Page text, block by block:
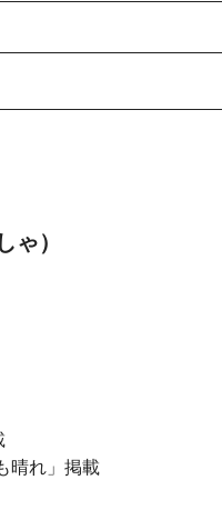
ゃ）
晴れ」掲載